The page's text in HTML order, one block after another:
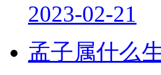
2023-02-21
孟子属什么